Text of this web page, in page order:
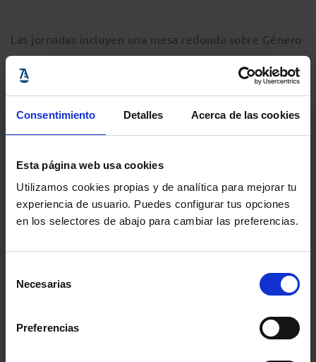
Consentimiento Detalles Acerca de las cookies
Esta página web usa cookies
Utilizamos cookies propias y de analítica para mejorar tu
experiencia de usuario. Puedes configurar tus opciones
en los selectores de abajo para cambiar las preferencias.
Necesarias
Preferencias
Las jornadas incluyen una mesa redonda sobre Género
cuestiones: el Género en la Administración Pública;
Información del evento
Colegio de Abogados de Córdoba-